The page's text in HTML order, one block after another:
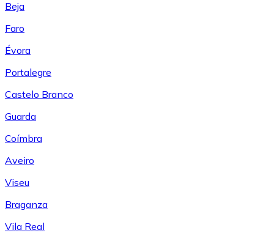
Beja
Faro
Évora
Portalegre
Castelo Branco
Guarda
Coímbra
Aveiro
Viseu
Braganza
Vila Real